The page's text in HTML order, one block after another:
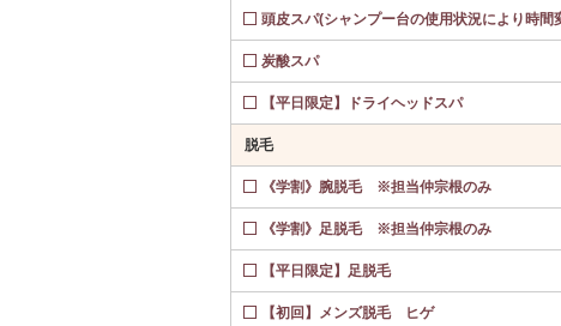
頭皮スパ(シャンプー台の使用状況により時
炭酸スパ
【平日限定】ドライヘッドスパ
脱毛
《学割》腕脱毛 ※担当仲宗根のみ
《学割》足脱毛 ※担当仲宗根のみ
【平日限定】足脱毛
【初回】メンズ脱毛 ヒゲ